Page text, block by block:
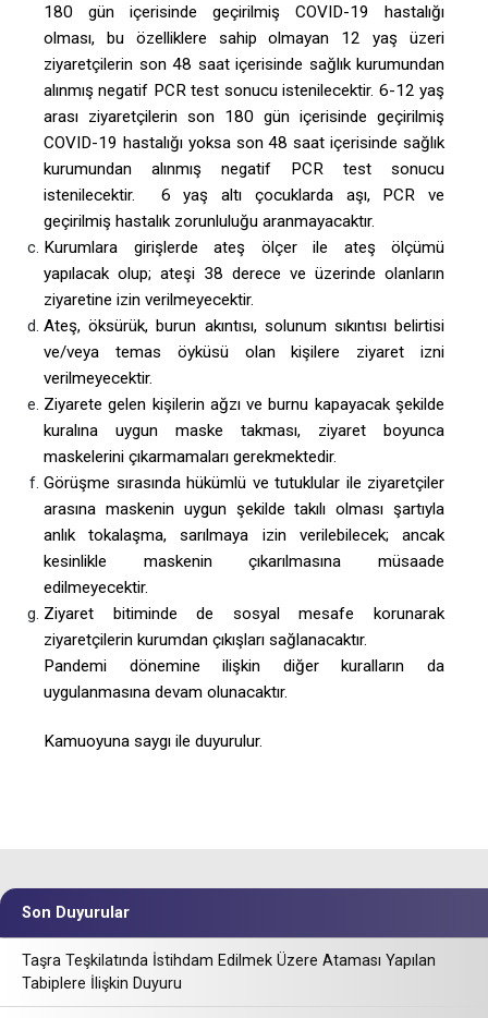
180 gün içerisinde geçirilmiş COVID-19 hastalığı
olması, bu özelliklere sahip olmayan 12 yaş üzeri
ziyaretçilerin son 48 saat içerisinde sağlık kurumundan
alınmış negatif PCR test sonucu istenilecektir. 6-12 yaş
arası ziyaretçilerin son 180 gün içerisinde geçirilmiş
COVID-19 hastalığı yoksa son 48 saat içerisinde sağlık
kurumundan alınmış negatif PCR test sonucu
istenilecektir. 6 yaş altı çocuklarda aşı, PCR ve
geçirilmiş hastalık zorunluluğu aranmayacaktır.
Kurumlara girişlerde ateş ölçer ile ateş ölçümü
yapılacak olup; ateşi 38 derece ve üzerinde olanların
ziyaretine izin verilmeyecektir.
Ateş, öksürük, burun akıntısı, solunum sıkıntısı belirtisi
ve/veya temas öyküsü olan kişilere ziyaret izni
verilmeyecektir.
Ziyarete gelen kişilerin ağzı ve burnu kapayacak şekilde
kuralına uygun maske takması, ziyaret boyunca
maskelerini çıkarmamaları gerekmektedir.
Görüşme sırasında hükümlü ve tutuklular ile ziyaretçiler
arasına maskenin uygun şekilde takılı olması şartıyla
anlık tokalaşma, sarılmaya izin verilebilecek; ancak
kesinlikle maskenin çıkarılmasına müsaade
edilmeyecektir.
Ziyaret bitiminde de sosyal mesafe korunarak
ziyaretçilerin kurumdan çıkışları sağlanacaktır.
Pandemi dönemine ilişkin diğer kuralların da
uygulanmasına devam olunacaktır.
Kamuoyuna saygı ile duyurulur.
Son Duyurular
Taşra Teşkilatında İstihdam Edilmek Üzere Ataması Yapılan
Tabiplere İlişkin Duyuru